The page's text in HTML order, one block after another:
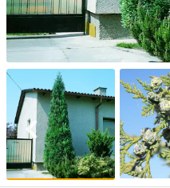
Zum vorigen Bild